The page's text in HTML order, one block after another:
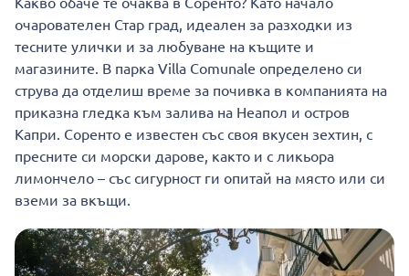
очарователен Стар град, идеален за разходки из
тесните улички и за любуване на къщите и
магазините. В парка Villa Comunale определено си
струва да отделиш време за почивка в компанията на
приказна гледка към залива на Неапол и остров
Капри. Соренто е известен със своя вкусен зехтин, с
пресните си морски дарове, както и с ликьора
лимончело – със сигурност ги опитай на място или си
вземи за вкъщи.